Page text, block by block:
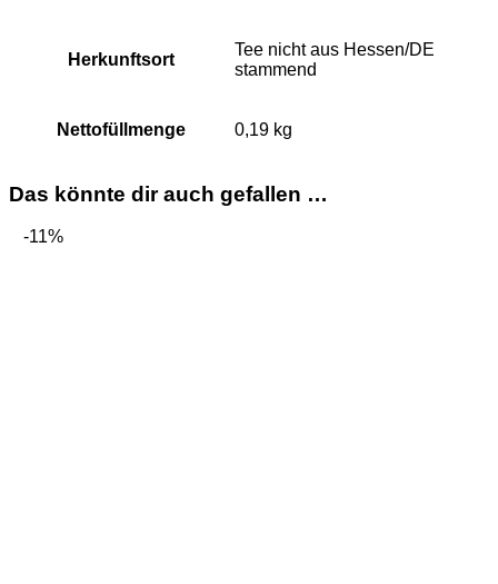
Herkunftsort
Tee nicht aus Hessen/DE
stammend
Nettofüllmenge 0,19 kg
Das könnte dir auch gefallen …
-11%